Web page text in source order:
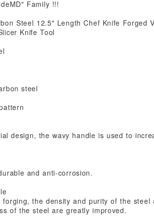
Family !!!
Steel 12.5" Length Chef Knife Forged
Knife Tool
steel
design, the wavy handle is used to
and anti-corrosion.
forging, the density and purity of the steel
of the steel are greatly improved.